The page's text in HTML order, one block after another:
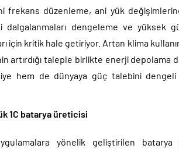
frekans düzenleme, ani yük
dalgalanmaları dengeleme ve yüksek
için kritik hale getiriyor. Artan klima
artırdığı taleple birlikte enerji depolama
hem de dünyaya güç talebini dengeli
1C batarya üreticisi
yönelik geliştirilen